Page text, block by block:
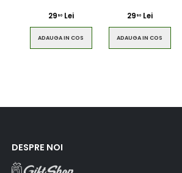
29 90Lei
ADAUGA IN COS
29 90Lei
ADAUGA IN COS
DESPRE NOI